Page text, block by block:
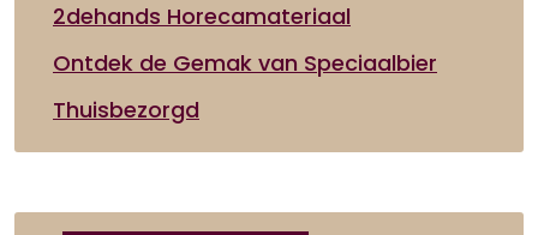
2dehands Horecamateriaal
Ontdek de Gemak van Speciaalbier
Thuisbezorgd